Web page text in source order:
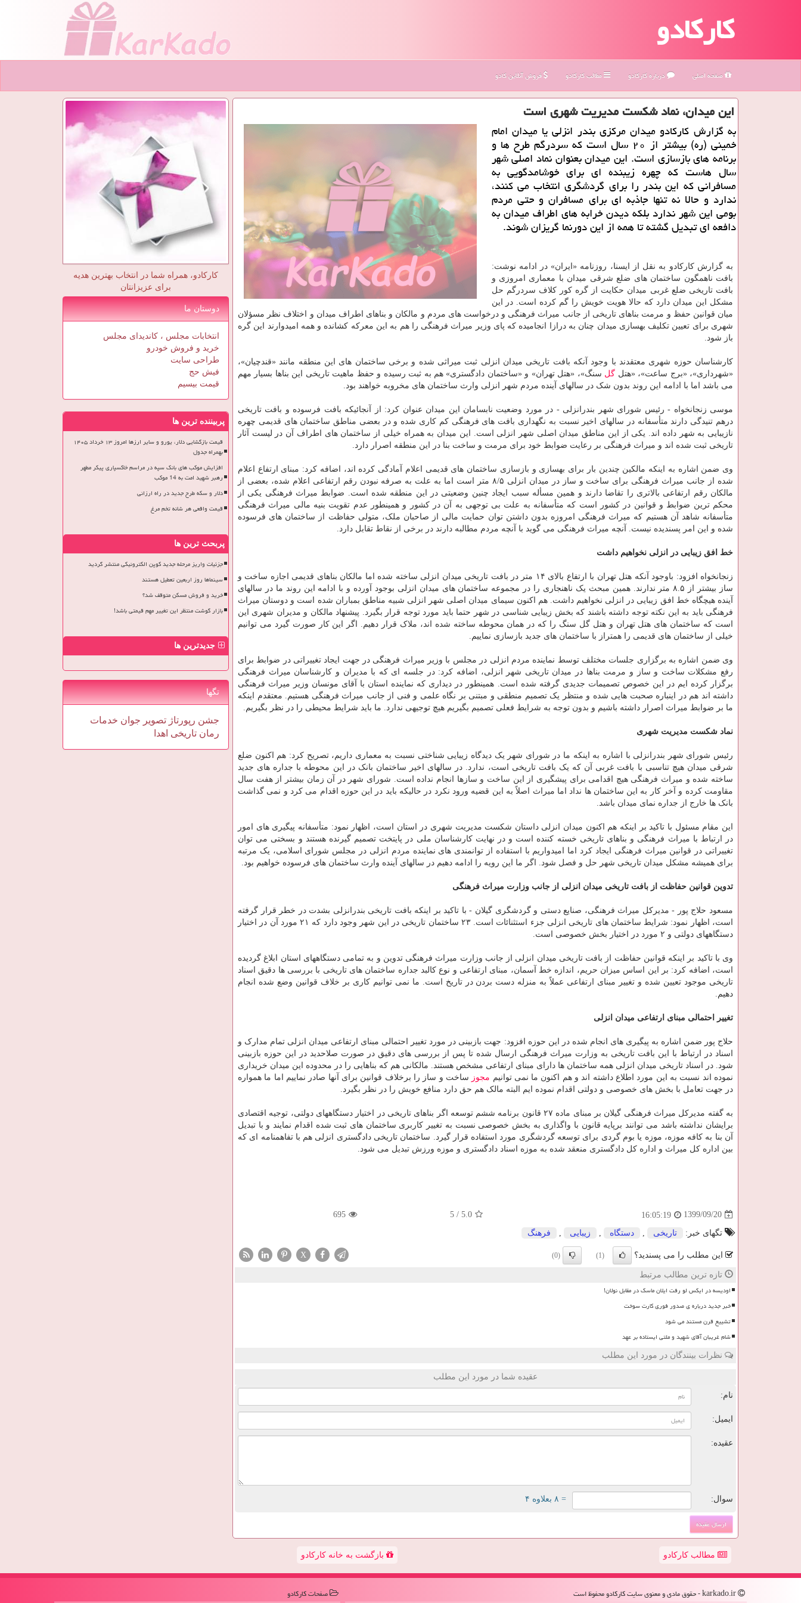
کارکادو
صفحه اصلی درباره كاركادو مطالب كاركادو فروش آنلاین کادو
این میدان، نماد شكست مدیریت شهری است
به گزارش کارکادو میدان مرکزی بندر انزلی یا میدان امام
خمینی (ره) بیشتر از ۲۰ سال است که سردرگم طرح ها و
برنامه های بازسازی است. این میدان بعنوان نماد اصلی شهر
سال هاست که چهره زیبنده ای برای خوشامدگویی به
مسافرانی که این بندر را برای گردشگری انتخاب می کنند،
ندارد و حالا نه تنها جاذبه ای برای مسافران و حتی مردم
بومی این شهر ندارد بلکه دیدن خرابه های اطراف میدان به
دافعه ای تبدیل گشته تا همه از این دورنما گریزان شوند.
به گزارش کارکادو به نقل از ایسنا، روزنامه «ایران» در ادامه نوشت:
بافت ناهمگون ساختمان های ضلع شرقی میدان با معماری امروزی و
بافت تاریخی ضلع غربی میدان حکایت از گره کور کلاف سردرگم حل
مشکل این میدان دارد که حالا هویت خویش را گم کرده است. در این
میان قوانین حفظ و مرمت بناهای تاریخی از جانب میراث فرهنگی و درخواست های مردم و مالکان و بناهای اطراف میدان و اختلاف نظر مسؤلان
شهری برای تعیین تکلیف بهسازی میدان چنان به درازا انجامیده که پای وزیر میراث فرهنگی را هم به این معرکه کشانده و همه امیدوارند این گره
باز شود.
کارشناسان حوزه شهری معتقدند با وجود آنکه بافت تاریخی میدان انزلی ثبت میراثی شده و برخی ساختمان های این منطقه مانند «قندچیان»،
«شهرداری»، «برج ساعت»، «هتل گل سنگ»، «هتل تهران» و «ساختمان دادگستری» هم به ثبت رسیده و حفظ ماهیت تاریخی این بناها بسیار مهم
می باشد اما با ادامه این روند بدون شک در سالهای آینده مردم شهر انزلی وارث ساختمان های مخروبه خواهند بود.
موسی زنجانخواه - رئیس شورای شهر بندرانزلی - در مورد وضعیت نابسامان این میدان عنوان کرد: از آنجائیکه بافت فرسوده و بافت تاریخی
درهم تنیدگی دارند متأسفانه در سالهای اخیر نسبت به نگهداری بافت های فرهنگی کم کاری شده و در بعضی مناطق ساختمان های قدیمی چهره
نازیبایی به شهر داده اند. یکی از این مناطق میدان اصلی شهر انزلی است. این میدان به همراه خیلی از ساختمان های اطراف آن در لیست آثار
تاریخی ثبت شده اند و میراث فرهنگی بر رعایت ضوابط خود برای مرمت و ساخت بنا در این منطقه اصرار دارد.
وی ضمن اشاره به اینکه مالکین چندین بار برای بهسازی و بازسازی ساختمان های قدیمی اعلام آمادگی کرده اند، اضافه کرد: مبنای ارتفاع اعلام
شده از جانب میراث فرهنگی برای ساخت و ساز در میدان انزلی ۸/۵ متر است اما به علت به صرفه نبودن رقم ارتفاعی اعلام شده، بعضی از
مالکان رقم ارتفاعی بالاتری را تقاضا دارند و همین مسأله سبب ایجاد چنین وضعیتی در این منطقه شده است. ضوابط میراث فرهنگی یکی از
محکم ترین ضوابط و قوانین در کشور است که متأسفانه به علت بی توجهی به آن در کشور و همینطور عدم تقویت بنیه مالی میراث فرهنگی
متأسفانه شاهد آن هستیم که میراث فرهنگی امروزه بدون داشتن توان حمایت مالی از صاحبان ملک، متولی حفاظت از ساختمان های فرسوده
شده و این امر پسندیده نیست. آنچه میراث فرهنگی می گوید با آنچه مردم مطالبه دارند در برخی از نقاط تقابل دارد.
خط افق زیبایی در انزلی نخواهیم داشت
زنجانخواه افزود: باوجود آنکه هتل تهران با ارتفاع بالای ۱۴ متر در بافت تاریخی میدان انزلی ساخته شده اما مالکان بناهای قدیمی اجازه ساخت و
ساز بیشتر از ۸.۵ متر ندارند. همین مبحث یک ناهنجاری را در مجموعه ساختمان های میدان انزلی بوجود آورده و با ادامه این روند ما در سالهای
آینده هیچگاه خط افق زیبایی در انزلی نخواهیم داشت. هم اکنون سیمای میدان اصلی شهر انزلی شبیه مناطق بمباران شده است و دوستان میراث
فرهنگی باید به این نکته توجه داشته باشند که بخش زیبایی شناسی در شهر حتما باید مورد توجه قرار بگیرد. پیشنهاد مالکان و مدیران شهری این
است که ساختمان های هتل تهران و هتل گل سنگ را که در همان محوطه ساخته شده اند، ملاک قرار دهیم. اگر این کار صورت گیرد می توانیم
خیلی از ساختمان های قدیمی را همتراز با ساختمان های جدید بازسازی نماییم.
وی ضمن اشاره به برگزاری جلسات مختلف توسط نماینده مردم انزلی در مجلس با وزیر میراث فرهنگی در جهت ایجاد تغییراتی در ضوابط برای
رفع مشکلات ساخت و ساز و مرمت بناها در میدان تاریخی شهر انزلی، اضافه کرد: در جلسه ای که با مدیران و کارشناسان میراث فرهنگی
برگزار کرده ایم در این خصوص تصمیمات جدیدی گرفته شده است. همینطور در دیداری که نماینده استان با آقای مونسان وزیر میراث فرهنگی
داشته اند هم در اینباره صحبت هایی شده و منتظر یک تصمیم منطقی و مبتنی بر نگاه علمی و فنی از جانب میراث فرهنگی هستیم. معتقدم اینکه
ما بر ضوابط میراث اصرار داشته باشیم و بدون توجه به شرایط فعلی تصمیم بگیریم هیچ توجیهی ندارد. ما باید شرایط محیطی را در نظر بگیریم.
نماد شکست مدیریت شهری
رئیس شورای شهر بندرانزلی با اشاره به اینکه ما در شورای شهر یک دیدگاه زیبایی شناختی نسبت به معماری داریم، تصریح کرد: هم اکنون ضلع
شرقی میدان هیچ تناسبی با بافت غربی آن که یک بافت تاریخی است، ندارد. در سالهای اخیر ساختمان بانک در این محوطه با جداره های جدید
ساخته شده و میراث فرهنگی هیچ اقدامی برای پیشگیری از این ساخت و سازها انجام نداده است. شورای شهر در آن زمان بیشتر از هفت سال
مقاومت کرده و آخر کار به این ساختمان ها نداد اما میراث اصلاً به این قضیه ورود نکرد در حالیکه باید در این حوزه اقدام می کرد و نمی گذاشت
بانک ها خارج از جداره نمای میدان باشد.
این مقام مسئول با تاکید بر اینکه هم اکنون میدان انزلی داستان شکست مدیریت شهری در استان است، اظهار نمود: متأسفانه پیگیری های امور
در ارتباط با میراث فرهنگی و بناهای تاریخی خسته کننده است و در نهایت کارشناسان ملی در پایتخت تصمیم گیرنده هستند و بسختی می توان
تغییراتی در قوانین میراث فرهنگی ایجاد کرد اما امیدواریم با استفاده از توانمندی های نماینده مردم انزلی در مجلس شورای اسلامی، یک مرتبه
برای همیشه مشکل میدان تاریخی شهر حل و فصل شود. اگر ما این رویه را ادامه دهیم در سالهای آینده وارث ساختمان های فرسوده خواهیم بود.
تدوین قوانین حفاظت از بافت تاریخی میدان انزلی از جانب وزارت میراث فرهنگی
مسعود حلاج پور - مدیرکل میراث فرهنگی، صنایع دستی و گردشگری گیلان - با تاکید بر اینکه بافت تاریخی بندرانزلی بشدت در خطر قرار گرفته
است، اظهار نمود: شرایط ساختمان های تاریخی انزلی جزء استثنائات است. ۲۳ ساختمان تاریخی در این شهر وجود دارد که ۲۱ مورد آن در اختیار
دستگاههای دولتی و ۲ مورد در اختیار بخش خصوصی است.
وی با تاکید بر اینکه قوانین حفاظت از بافت تاریخی میدان انزلی از جانب وزارت میراث فرهنگی تدوین و به تمامی دستگاههای استان ابلاغ گردیده
است، اضافه کرد: بر این اساس میزان حریم، اندازه خط آسمان، مبنای ارتفاعی و نوع کالبد جداره ساختمان های تاریخی با بررسی ها دقیق اسناد
تاریخی موجود تعیین شده و تغییر مبنای ارتفاعی عملاً به منزله دست بردن در تاریخ است. ما نمی توانیم کاری بر خلاف قوانین وضع شده انجام
دهیم.
تغییر احتمالی مبنای ارتفاعی میدان انزلی
حلاج پور ضمن اشاره به پیگیری های انجام شده در این حوزه افزود: جهت بازبینی در مورد تغییر احتمالی مبنای ارتفاعی میدان انزلی تمام مدارک و
اسناد در ارتباط با این بافت تاریخی به وزارت میراث فرهنگی ارسال شده تا پس از بررسی های دقیق در صورت صلاحدید در این حوزه بازبینی
شود. در اسناد تاریخی میدان انزلی همه ساختمان ها دارای مبنای ارتفاعی مشخص هستند. مالکانی هم که بناهایی را در محدوده این میدان خریداری
نموده اند نسبت به این مورد اطلاع داشته اند و هم اکنون ما نمی توانیم مجوز ساخت و ساز را برخلاف قوانین برای آنها صادر نماییم اما ما همواره
در جهت تعامل با بخش های خصوصی و دولتی اقدام نموده ایم البته مالک هم حق دارد منافع خویش را در نظر بگیرد.
به گفته مدیرکل میراث فرهنگی گیلان بر مبنای ماده ۲۷ قانون برنامه ششم توسعه اگر بناهای تاریخی در اختیار دستگاههای دولتی، توجیه اقتصادی
برایشان نداشته باشد می توانند برپایه قانون با واگذاری به بخش خصوصی نسبت به تغییر کاربری ساختمان های ثبت شده اقدام نمایند و با تبدیل
آن بنا به کافه موزه، موزه یا بوم گردی برای توسعه گردشگری مورد استفاده قرار گیرد. ساختمان تاریخی دادگستری انزلی هم با تفاهمنامه ای که
بین اداره کل میراث و اداره کل دادگستری منعقد شده به موزه اسناد دادگستری و موزه ورزش تبدیل می شود.
1399/09/20
16:05:19
5.0
/
5
695
تگهای خبر: تاریخی دستگاه زیبایی فرهنگ
این مطلب را می پسندید؟ (1)
(0)
X
تازه ترین مطالب مرتبط
اودیسه در ایکس لو رفت ایلان ماسک در مقابل نولان!
خبر جدید درباره ی صدور فوری کارت سوخت
تشییع قرن مستند می شود
شام غریبان آقای شهید و ملتی ایستاده بر عهد
نظرات بینندگان در مورد این مطلب
عقیده شما در مورد این مطلب
نام:
ایمیل:
عقیده:
سوال: = ۸ بعلاوه ۴
کارکادو، همراه شما در انتخاب بهترین هدیه
برای عزیزانتان
دوستان ما
انتخابات مجلس ، کاندیدای مجلس
خرید و فروش خودرو
طراحی سایت
فیش حج
قیمت بیسیم
پربیننده ترین ها
قیمت بازگشایی دلار، یورو و سایر ارزها امروز ۱۳ خرداد ۱۴۰۵
بهمراه جدول
افزایش موکب های بانک سپه در مراسم خاکسپاری پیکر مطهر
رهبر شهید امت به 14 موکب
دلار و سکه طرح جدید در راه ارزانی
قیمت واقعی هر شانه تخم مرغ
پربحث ترین ها
جزئیات واریز مرحله جدید کوپن الکترونیکی منتشر گردید
سینماها روز اربعین تعطیل هستند
خرید و فروش مسکن متوقف شد؟
بازار گوشت منتظر این تغییر مهم قیمتی باشد!
جدیدترین ها
تگها
جشن رپورتاژ تصویر جوان خدمات
رمان تاریخی اهدا
مطالب کارکادو بازگشت به خانه کارکادو
صفحات كاركادو